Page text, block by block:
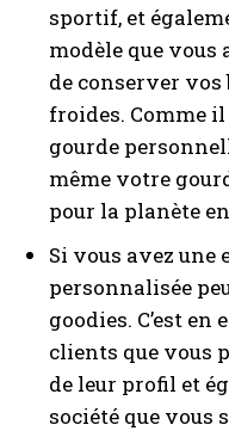
I
A LIRE : Faire des
sportif, et
modèle que vous
de conserver vos
froides. Comme
gourde
même votre
pour la planète
Si vous avez une
personnalisée
goodies. C’est
clients que vous
de leur profil et
société que vous